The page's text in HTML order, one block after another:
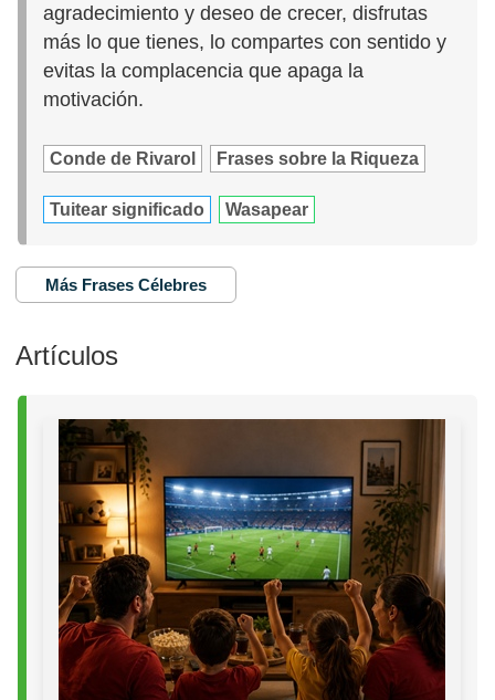
agradecimiento y deseo de crecer, disfrutas
más lo que tienes, lo compartes con sentido y
evitas la complacencia que apaga la
motivación.
Conde de Rivarol Frases sobre la Riqueza
Tuitear significado Wasapear
Más Frases Célebres
Artículos